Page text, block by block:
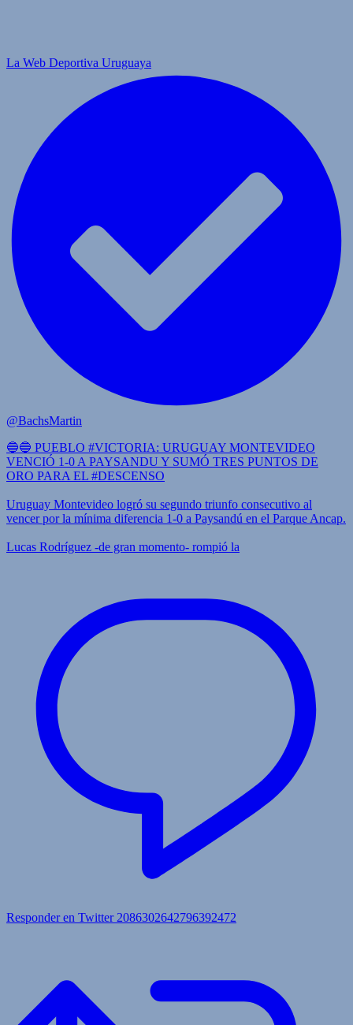
La Web Deportiva Uruguaya
@BachsMartin
🔵🔵 PUEBLO #VICTORIA: URUGUAY MONTEVIDEO
VENCIÓ 1-0 A PAYSANDU Y SUMÓ TRES PUNTOS DE
ORO PARA EL #DESCENSO
Uruguay Montevideo logró su segundo triunfo consecutivo al
vencer por la mínima diferencia 1-0 a Paysandú en el Parque Ancap.
Lucas Rodríguez -de gran momento- rompió la
Responder en Twitter 2086302642796392472